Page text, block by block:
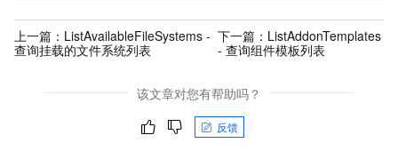
上一篇： ListAvailableFileSystems -
查询挂载的文件系统列表
下一篇： ListAddonTemplates
- 查询组件模板列表
该文章对您有帮助吗？
反馈